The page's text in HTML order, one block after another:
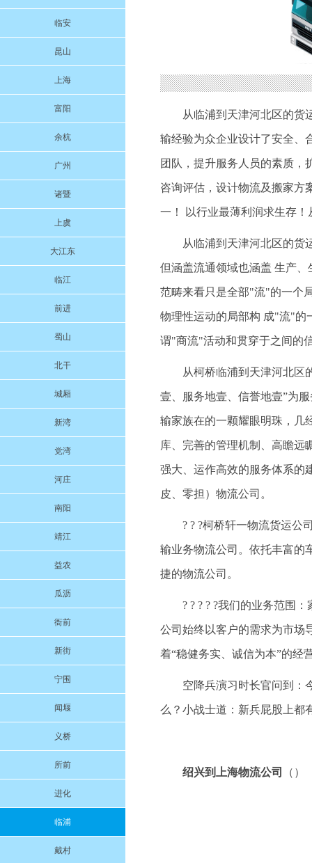
临安
昆山
上海
富阳
余杭
广州
诸暨
上虞
大江东
临江
前进
蜀山
北干
城厢
新湾
党湾
河庄
南阳
靖江
益农
瓜沥
衙前
新街
宁围
闻堰
义桥
所前
进化
临浦
戴村
从临浦到天津河北区的货
输经验为众企业设计了安全、
团队，提升服务人员的素质，
咨询评估，设计物流及搬家方
一！ 以行业最薄利润求生存
从临浦到天津河北区的货
但涵盖流通领域也涵盖 生产
范畴来看只是全部"流"的一个
物理性运动的局部构 成"流"的
谓"商流"活动和贯穿于之间的
从柯桥临浦到天津河北区
壹、服务地壹、信誉地壹”为
输家族在的一颗耀眼明珠，几
库、完善的管理机制、高瞻远
强大、运作高效的服务体系的
皮、零担）物流公司。
? ? ?柯桥轩一物流货运公
输业务物流公司。依托丰富的
捷的物流公司。
? ? ? ? ?我们的业务范围
公司始终以客户的需求为市场
着“稳健务实、诚信为本”的经
空降兵演习时长官问到：
么？小战士道：新兵屁股上都
绍兴到上海物流公司 （）